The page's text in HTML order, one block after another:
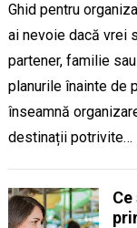
Ghid pentru
ai nevoie dacă vrei
partener, familie
planurile înainte de
înseamnă
destinații potrivite…